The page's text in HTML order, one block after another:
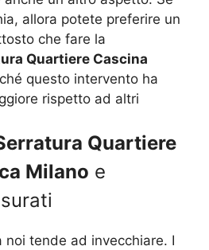
allora potete preferire un
che fare la
Quartiere Cascina
questo intervento ha
rispetto ad altri
Quartiere
Milano e
noi tende ad invecchiare. I